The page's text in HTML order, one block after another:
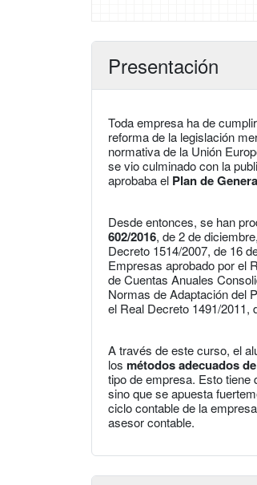
Presentación
Toda empresa ha de
reforma de la legislación
normativa de la Unión
se vio culminado con la
aprobaba el Plan de
Desde entonces, se han
602/2016, de 2 de
Decreto 1514/2007, de 16
Empresas aprobado por el
de Cuentas Anuales
Normas de Adaptación del
el Real Decreto 1491/2011,
A través de este curso, el
los métodos adecuados
tipo de empresa. Esto tiene
sino que se apuesta
ciclo contable de la
asesor contable.